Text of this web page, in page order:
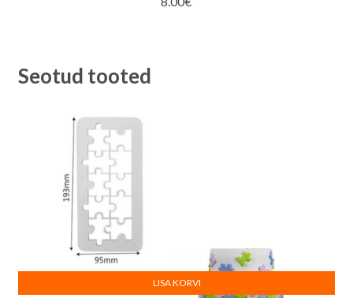
Seotud tooted
LISA KORVI